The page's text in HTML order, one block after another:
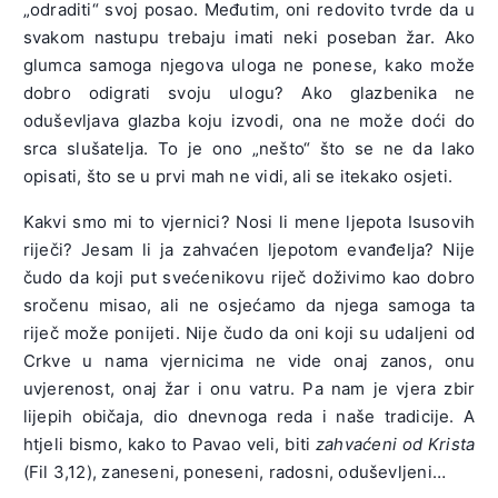
„odraditi“ svoj posao. Međutim, oni redovito tvrde da u
svakom nastupu trebaju imati neki poseban žar. Ako
glumca samoga njegova uloga ne ponese, kako može
dobro odigrati svoju ulogu? Ako glazbenika ne
oduševljava glazba koju izvodi, ona ne može doći do
srca slušatelja. To je ono „nešto“ što se ne da lako
opisati, što se u prvi mah ne vidi, ali se itekako osjeti.
Kakvi smo mi to vjernici? Nosi li mene ljepota Isusovih
riječi? Jesam li ja zahvaćen ljepotom evanđelja? Nije
čudo da koji put svećenikovu riječ doživimo kao dobro
sročenu misao, ali ne osjećamo da njega samoga ta
riječ može ponijeti. Nije čudo da oni koji su udaljeni od
Crkve u nama vjernicima ne vide onaj zanos, onu
uvjerenost, onaj žar i onu vatru. Pa nam je vjera zbir
lijepih običaja, dio dnevnoga reda i naše tradicije. A
htjeli bismo, kako to Pavao veli, bitizahvaćeni od Krista
(Fil 3,12), zaneseni, poneseni, radosni, oduševljeni…